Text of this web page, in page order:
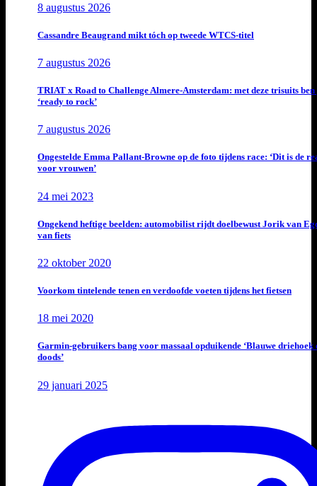
8 augustus 2026
Cassandre Beaugrand mikt tóch op tweede WTCS-titel
7 augustus 2026
TRIAT x Road to Challenge Almere-Amsterdam: met deze trisuits ben
‘ready to rock’
7 augustus 2026
Ongestelde Emma Pallant-Browne op de foto tijdens race: ‘Dit is de
voor vrouwen’
24 mei 2023
Ongekend heftige beelden: automobilist rijdt doelbewust Jorik van
van fiets
22 oktober 2020
Voorkom tintelende tenen en verdoofde voeten tijdens het fietsen
18 mei 2020
Garmin-gebruikers bang voor massaal opduikende ‘Blauwe driehoek
doods’
29 januari 2025